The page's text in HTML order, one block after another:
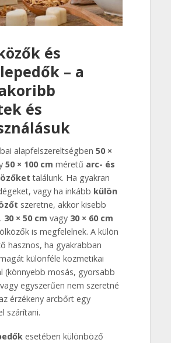
és
– a
és
alapfelszereltségben 50 ×
50 × 100 cm méretű arc- és
találunk. Ha gyakran
vagy ha inkább külön
szeretne, akkor kisebb
30 × 50 cm vagy 30 × 60 cm
is megfelelnek. A külön
hasznos, ha gyakrabban
különféle kozmetikai
(könnyebb mosás, gyorsabb
egyszerűen nem szeretné
érzékeny arcbőrt egy
szárítani.
esetében különböző